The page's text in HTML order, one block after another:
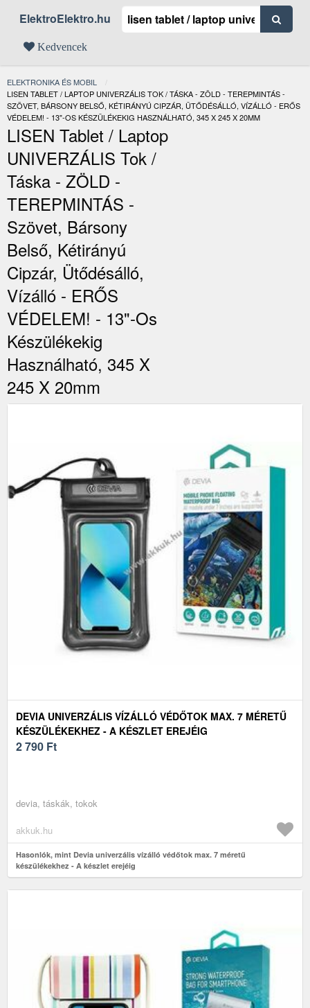
ElektroElektro.hu
Kedvencek
ELEKTRONIKA ÉS MOBIL
JELENLEGI:
LISEN TABLET / LAPTOP UNIVERZÁLIS TOK / TÁSKA - ZÖLD - TEREPMINTÁS -
SZÖVET, BÁRSONY BELSŐ, KÉTIRÁNYÚ CIPZÁR, ÜTŐDÉSÁLLÓ, VÍZÁLLÓ - ERŐS
VÉDELEM! - 13"-OS KÉSZÜLÉKEKIG HASZNÁLHATÓ, 345 X 245 X 20MM
LISEN Tablet / Laptop
UNIVERZÁLIS Tok /
Táska - ZÖLD -
TEREPMINTÁS -
Szövet, Bársony
Belső, Kétirányú
Cipzár, Ütődésálló,
Vízálló - ERŐS
VÉDELEM! - 13"-Os
Készülékekig
Használható, 345 X
245 X 20mm
DEVIA UNIVERZÁLIS VÍZÁLLÓ VÉDŐTOK MAX. 7 MÉRETŰ
KÉSZÜLÉKEKHEZ - A KÉSZLET EREJÉIG
2 790 Ft
devia, táskák, tokok
akkuk.hu
Hasonlók, mint Devia univerzális vízálló védőtok max. 7 méretű
készülékekhez - A készlet erejéig